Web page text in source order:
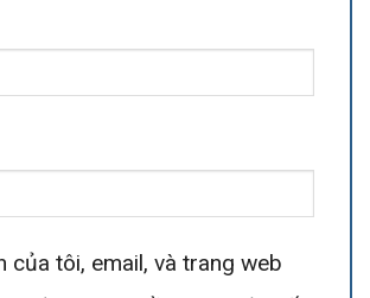
của tôi, email, và trang web